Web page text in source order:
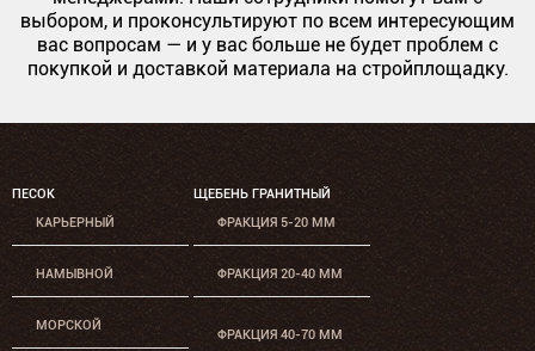
выбором, и проконсультируют по всем интересующим
вас вопросам — и у вас больше не будет проблем с
покупкой и доставкой материала на стройплощадку.
ПЕСОК
КАРЬЕРНЫЙ
НАМЫВНОЙ
МОРСКОЙ
ЩЕБЕНЬ ГРАНИТНЫЙ
ФРАКЦИЯ 5-20 ММ
ФРАКЦИЯ 20-40 ММ
ФРАКЦИЯ 40-70 ММ